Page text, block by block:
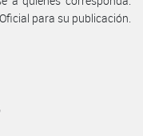
para su publicación.